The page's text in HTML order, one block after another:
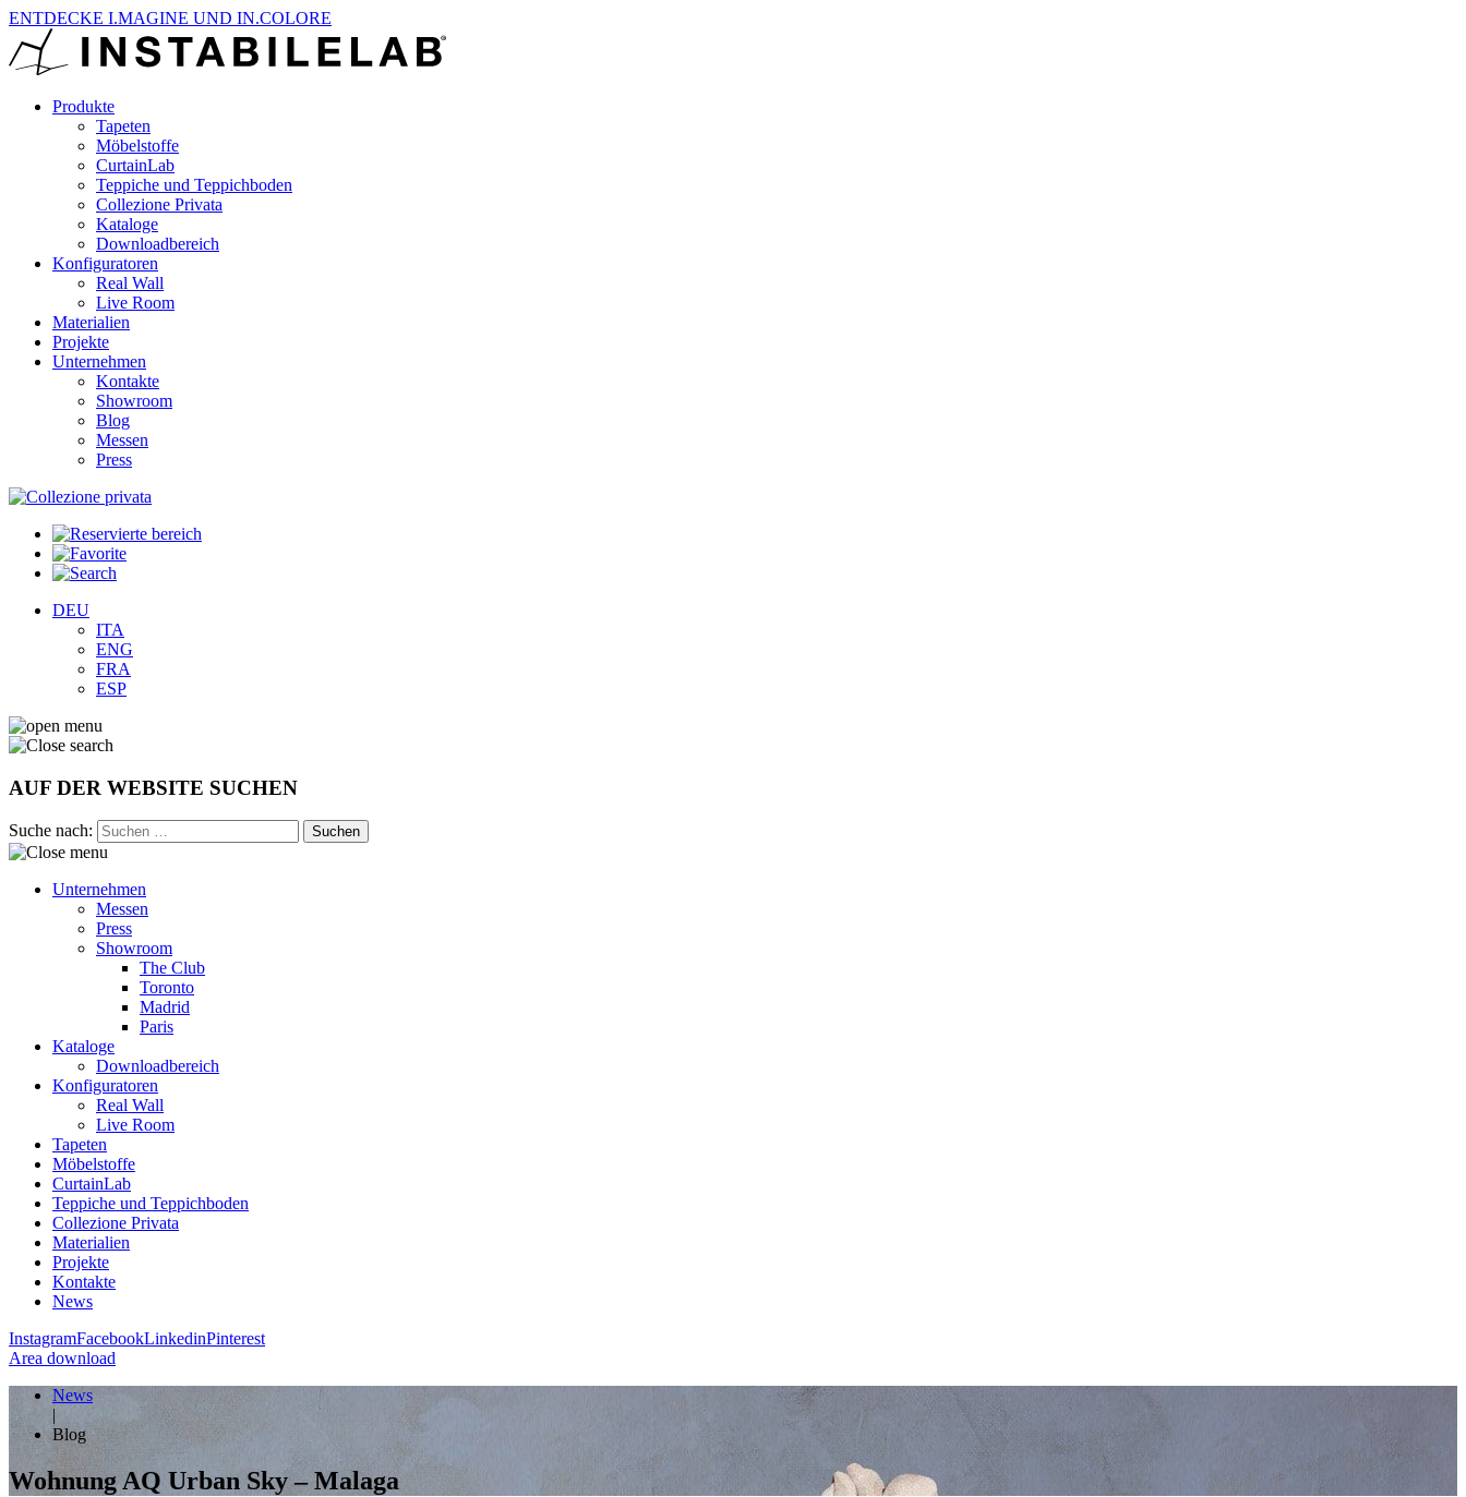
ENTDECKE I.MAGINE UND IN.COLORE
Produkte
Tapeten
Möbelstoffe
CurtainLab
Teppiche und Teppichboden
Collezione Privata
Kataloge
Downloadbereich
Konfiguratoren
Real Wall
Live Room
Materialien
Projekte
Unternehmen
Kontakte
Showroom
Blog
Messen
Press
DEU
ITA
ENG
FRA
ESP
AUF DER WEBSITE SUCHEN
Suche nach:
Unternehmen
Messen
Press
Showroom
The Club
Toronto
Madrid
Paris
Kataloge
Downloadbereich
Konfiguratoren
Real Wall
Live Room
Tapeten
Möbelstoffe
CurtainLab
Teppiche und Teppichboden
Collezione Privata
Materialien
Projekte
Kontakte
News
InstagramFacebookLinkedinPinterest
Area download
News
|
Blog
Wohnung AQ Urban Sky – Malaga